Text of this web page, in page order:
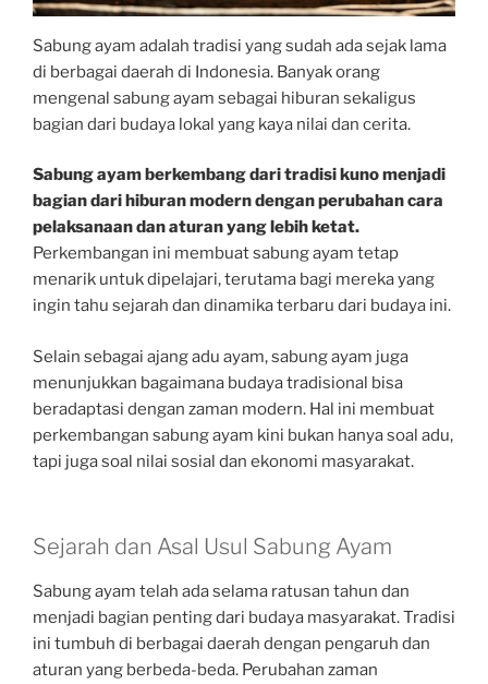
Sabung ayam adalah tradisi yang sudah ada sejak lama
di berbagai daerah di Indonesia. Banyak orang
mengenal sabung ayam sebagai hiburan sekaligus
bagian dari budaya lokal yang kaya nilai dan cerita.
Sabung ayam berkembang dari tradisi kuno menjadi
bagian dari hiburan modern dengan perubahan cara
pelaksanaan dan aturan yang lebih ketat.
Perkembangan ini membuat sabung ayam tetap
menarik untuk dipelajari, terutama bagi mereka yang
ingin tahu sejarah dan dinamika terbaru dari budaya ini.
Selain sebagai ajang adu ayam, sabung ayam juga
menunjukkan bagaimana budaya tradisional bisa
beradaptasi dengan zaman modern. Hal ini membuat
perkembangan sabung ayam kini bukan hanya soal adu,
tapi juga soal nilai sosial dan ekonomi masyarakat.
Sejarah dan Asal Usul Sabung Ayam
Sabung ayam telah ada selama ratusan tahun dan
menjadi bagian penting dari budaya masyarakat. Tradisi
ini tumbuh di berbagai daerah dengan pengaruh dan
aturan yang berbeda-beda. Perubahan zaman